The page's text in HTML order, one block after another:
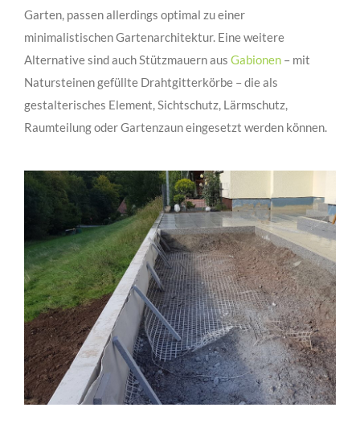
Garten, passen allerdings optimal zu einer
minimalistischen Gartenarchitektur. Eine weitere
Alternative sind auch Stützmauern aus Gabionen – mit
Natursteinen gefüllte Drahtgitterkörbe – die als
gestalterisches Element, Sichtschutz, Lärmschutz,
Raumteilung oder Gartenzaun eingesetzt werden können.